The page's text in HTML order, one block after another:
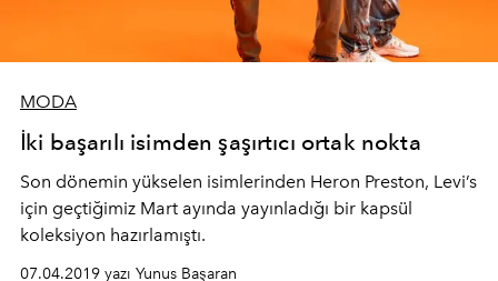
MODA
İki başarılı isimden şaşırtıcı ortak nokta
Son dönemin yükselen isimlerinden Heron Preston, Levi’s
için geçtiğimiz Mart ayında yayınladığı bir kapsül
koleksiyon hazırlamıştı.
07.04.2019 yazı Yunus Başaran